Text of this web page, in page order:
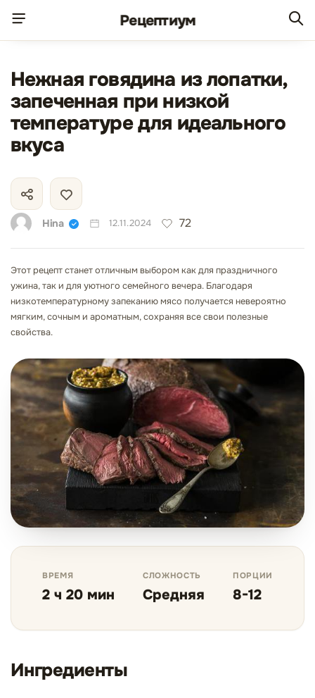
Рецептиум
Нежная говядина из лопатки,
запеченная при низкой
температуре для идеального
вкуса
Hina 12.11.2024 72
Этот рецепт станет отличным выбором как для праздничного
ужина, так и для уютного семейного вечера. Благодаря
низкотемпературному запеканию мясо получается невероятно
мягким, сочным и ароматным, сохраняя все свои полезные
свойства.
ВРЕМЯ
2 ч 20 мин
СЛОЖНОСТЬ
Средняя
ПОРЦИИ
8-12
Ингредиенты